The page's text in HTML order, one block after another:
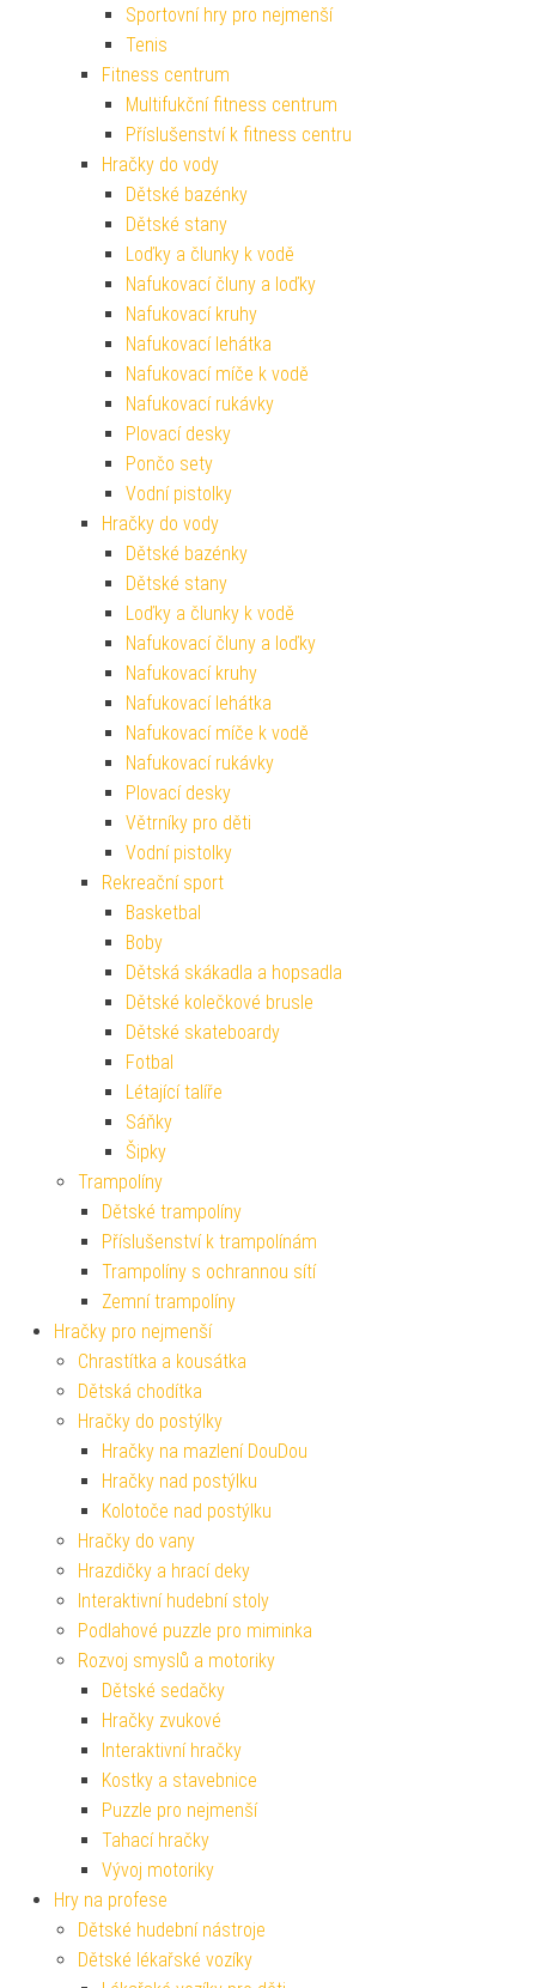
Sportovní hry pro nejmenší
Tenis
Fitness centrum
Multifukční fitness centrum
Příslušenství k fitness centru
Hračky do vody
Dětské bazénky
Dětské stany
Loďky a člunky k vodě
Nafukovací čluny a loďky
Nafukovací kruhy
Nafukovací lehátka
Nafukovací míče k vodě
Nafukovací rukávky
Plovací desky
Pončo sety
Vodní pistolky
Hračky do vody
Dětské bazénky
Dětské stany
Loďky a člunky k vodě
Nafukovací čluny a loďky
Nafukovací kruhy
Nafukovací lehátka
Nafukovací míče k vodě
Nafukovací rukávky
Plovací desky
Větrníky pro děti
Vodní pistolky
Rekreační sport
Basketbal
Boby
Dětská skákadla a hopsadla
Dětské kolečkové brusle
Dětské skateboardy
Fotbal
Létající talíře
Sáňky
Šipky
Trampolíny
Dětské trampolíny
Příslušenství k trampolínám
Trampolíny s ochrannou sítí
Zemní trampolíny
Hračky pro nejmenší
Chrastítka a kousátka
Dětská chodítka
Hračky do postýlky
Hračky na mazlení DouDou
Hračky nad postýlku
Kolotoče nad postýlku
Hračky do vany
Hrazdičky a hrací deky
Interaktivní hudební stoly
Podlahové puzzle pro miminka
Rozvoj smyslů a motoriky
Dětské sedačky
Hračky zvukové
Interaktivní hračky
Kostky a stavebnice
Puzzle pro nejmenší
Tahací hračky
Vývoj motoriky
Hry na profese
Dětské hudební nástroje
Dětské lékařské vozíky